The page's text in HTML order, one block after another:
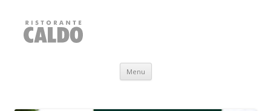
RISTORANTE CALDO
福井県敦賀市
Menu Skip to content